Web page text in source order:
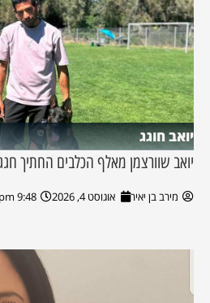
יואב חוגג
יואב שוורצמן מאלף הכלבים החתיך
מירב בן יאיר אוגוסט 4, 2026 9:48 pm